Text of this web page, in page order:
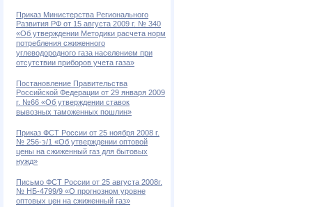
Приказ Министерства Регионального
Развития РФ от 15 августа 2009 г. № 340
«Об утверждении Методики расчета норм
потребления сжиженного
углеводородного газа населением при
отсутствии приборов учета газа»
Постановление Правительства
Российской Федерации от 29 января 2009
г. №66 «Об утверждении ставок
вывозных таможенных пошлин»
Приказ ФСТ России от 25 ноября 2008 г.
№ 256-э/1 «Об утверждении оптовой
цены на сжиженный газ для бытовых
нужд»
Письмо ФСТ России от 25 августа 2008г.
№ НБ-4799/9 «О прогнозном уровне
оптовых цен на сжиженный газ»